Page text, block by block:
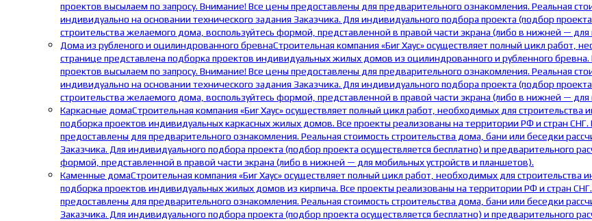
проектов высылаем по запросу. Внимание! Все цены предоставлены для предварительного ознакомления. Реальная
индивидуально на основании технического задания Заказчика. Для индивидуального подбора проекта (подбор
строительства желаемого дома, воспользуйтесь формой, представленной в правой части экрана (либо в нижней —
Дома из рубленого и оцилиндрованного бревнаСтроительная компания «Биг Хаус» осуществляет полный цикл работ,
странице представлена подборка проектов индивидуальных жилых домов из оцилиндрованного и рубленного
проектов высылаем по запросу. Внимание! Все цены предоставлены для предварительного ознакомления. Реальная
индивидуально на основании технического задания Заказчика. Для индивидуального подбора проекта (подбор
строительства желаемого дома, воспользуйтесь формой, представленной в правой части экрана (либо в нижней —
Каркасные домаСтроительная компания «Биг Хаус» осуществляет полный цикл работ, необходимых для
подборка проектов индивидуальных каркасных жилых домов. Все проекты реализованы на территории РФ и стран
предоставлены для предварительного ознакомления. Реальная стоимость строительства дома, бани или беседки
Заказчика. Для индивидуального подбора проекта (подбор проекта осуществляется бесплатно) и предварительного
формой, представленной в правой части экрана (либо в нижней — для мобильных устройств и планшетов).
Каменные домаСтроительная компания «Биг Хаус» осуществляет полный цикл работ, необходимых для
подборка проектов индивидуальных жилых домов из кирпича. Все проекты реализованы на территории РФ и стран
предоставлены для предварительного ознакомления. Реальная стоимость строительства дома, бани или беседки
Заказчика. Для индивидуального подбора проекта (подбор проекта осуществляется бесплатно) и предварительного